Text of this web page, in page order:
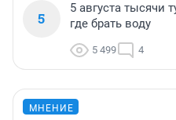
5
5 августа тысячи
где брать воду
5 499 4
МНЕНИЕ